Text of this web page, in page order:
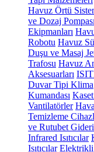
Havuz Örtü
ve Dozaj Pompası
Ekipmanları
Robotu Havuz
Duşu ve Masaj
Trafosu Havuz
Aksesuarları
Duvar Tipi Klima
Kumandası
Vantilatörler
Temizleme
ve Rutubet
Infrared Isıtıcılar
Isıtıcılar Elektrikli